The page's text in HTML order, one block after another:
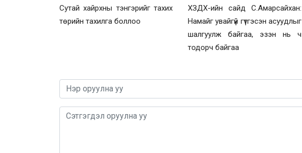
Сутай хайрхны тэнгэрийг тахих
төрийн тахилга боллоо
ХЗДХ-ийн сайд С.Амарсайхан:
Намайг увайгүй гүтгэсэн асуудлыг
шалгуулж байгаа, эзэн нь ч
тодорч байгаа